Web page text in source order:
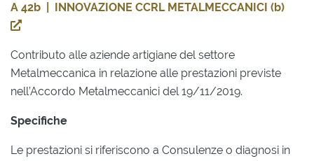
A 42b | INNOVAZIONE CCRL METALMECCANICI (b)
Contributo alle aziende artigiane del settore
Metalmeccanica in relazione alle prestazioni previste
nell’Accordo Metalmeccanici del 19/11/2019.
Specifiche
Le prestazioni si riferiscono a Consulenze o diagnosi in